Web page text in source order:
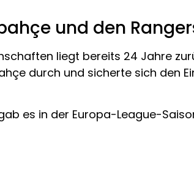
und den
liegt bereits 24 Jahre
durch und sicherte sich den
es in der Europa-League-